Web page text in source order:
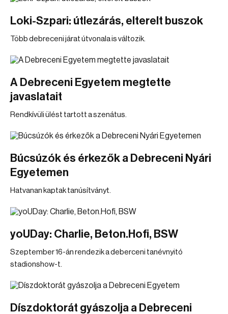
Loki-Szpari: útlezárás, elterelt buszok
Több debreceni járat útvonala is változik.
A Debreceni Egyetem megtette
javaslatait
Rendkívüli ülést tartott a szenátus.
Búcsúzók és érkezők a Debreceni Nyári
Egyetemen
Hatvanan kaptak tanúsítványt.
yoUDay: Charlie, Beton.Hofi, BSW
Szeptember 16-án rendezik a deberceni tanévnyitó
stadionshow-t.
Díszdoktorát gyászolja a Debreceni